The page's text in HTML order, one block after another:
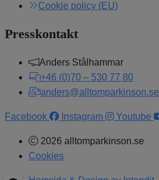
Cookie policy (EU)
Presskontakt
Anders Stålhammar
+46 (0)70 – 530 77 80
anders@alltomparkinson.se
Facebook Instagram Youtube
2026 alltomparkinson.se
Cookies